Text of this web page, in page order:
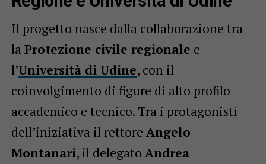
Il progetto nasce dalla collaborazione tra
la Protezione civile regionale e
l’Università di Udine, con il
coinvolgimento di figure di alto profilo
accademico e tecnico. Tra i protagonisti
dell’iniziativa il rettore Angelo
Montanari, il delegato Andrea